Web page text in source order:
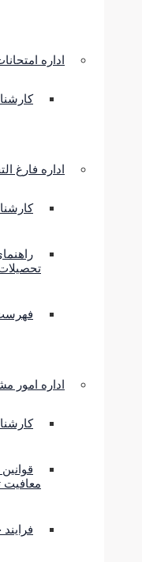
اداره
اداره فارغ
اداره امور
معافیت